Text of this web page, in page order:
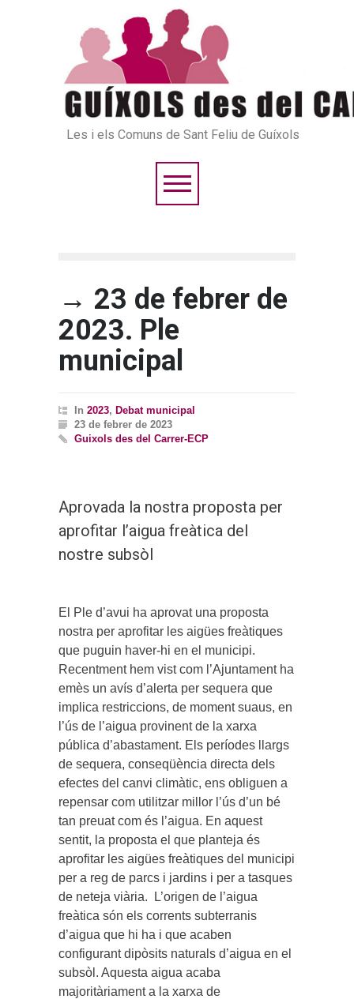
Les i els Comuns de Sant Feliu de Guíxols
→ 23 de febrer de
2023. Ple
municipal
In 2023, Debat municipal
23 de febrer de 2023
Guixols des del Carrer-ECP
Aprovada la nostra proposta per
aprofitar l’aigua freàtica del
nostre subsòl
El Ple d’avui ha aprovat una proposta
nostra per aprofitar les aigües freàtiques
que puguin haver-hi en el municipi.
Recentment hem vist com l’Ajuntament ha
emès un avís d’alerta per sequera que
implica restriccions, de moment suaus, en
l’ús de l’aigua provinent de la xarxa
pública d’abastament. Els períodes llargs
de sequera, conseqüència directa dels
efectes del canvi climàtic, ens obliguen a
repensar com utilitzar millor l’ús d’un bé
tan preuat com és l’aigua. En aquest
sentit, la proposta el que planteja és
aprofitar les aigües freàtiques del municipi
per a reg de parcs i jardins i per a tasques
de neteja viària. L’origen de l’aigua
freàtica són els corrents subterranis
d’aigua que hi ha i que acaben
configurant dipòsits naturals d’aigua en el
subsòl. Aquesta aigua acaba
majoritàriament a la xarxa de